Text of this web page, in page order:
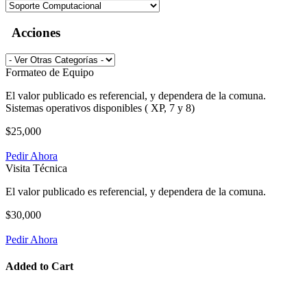
Acciones
Formateo de Equipo
El valor publicado es referencial, y dependera de la comuna.
Sistemas operativos disponibles ( XP, 7 y 8)
$25,000
Pedir Ahora
Visita Técnica
El valor publicado es referencial, y dependera de la comuna.
$30,000
Pedir Ahora
Added to Cart